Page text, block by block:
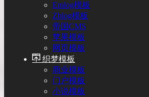
Emlog模板
Zblog模板
帝国CMS
苹果模板
网页模板
织梦模板
商业模板
门户模板
小说模板